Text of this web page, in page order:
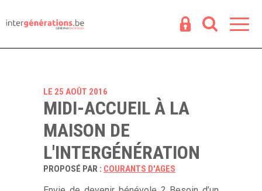
LE 25 AOÛT 2016
MIDI-ACCUEIL À LA
MAISON DE
L'INTERGÉNÉRATION
PROPOSÉ PAR : COURANTS D'AGES